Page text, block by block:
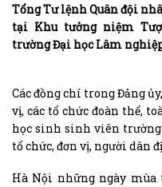
Tổng Tư lệnh Quân đội
tại Khu tưởng niệm
trường Đại học Lâm
Các đồng chí trong Đảng
vị, các tổ chức đoàn thể,
học sinh sinh viên
tổ chức, đơn vị, người dân
Hà Nội những ngày mùa